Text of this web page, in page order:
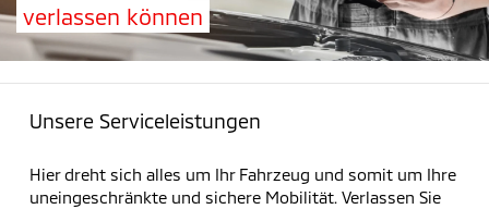
verlassen können
Unsere Serviceleistungen
Hier dreht sich alles um Ihr Fahrzeug und somit um Ihre
uneingeschränkte und sichere Mobilität. Verlassen Sie